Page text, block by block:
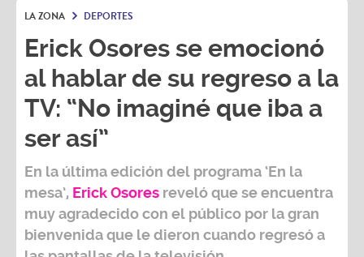
Erick Osores se emocionó
al hablar de su regreso a la
TV: “No imaginé que iba a
ser así”
En la última edición del programa ‘En la
muy agradecido con el público por la gran
bienvenida que le dieron cuando regresó a
las pantallas de la televisión.